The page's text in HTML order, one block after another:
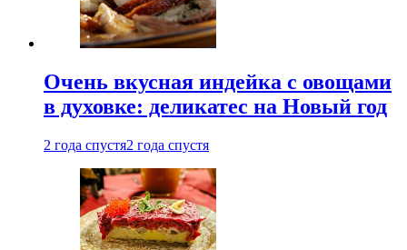
Очень вкусная индейка с овощами
в духовке: деликатес на Новый год
2 года спустя2 года спустя